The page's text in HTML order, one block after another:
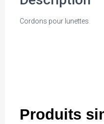
Cordons pour lunettes
Produits